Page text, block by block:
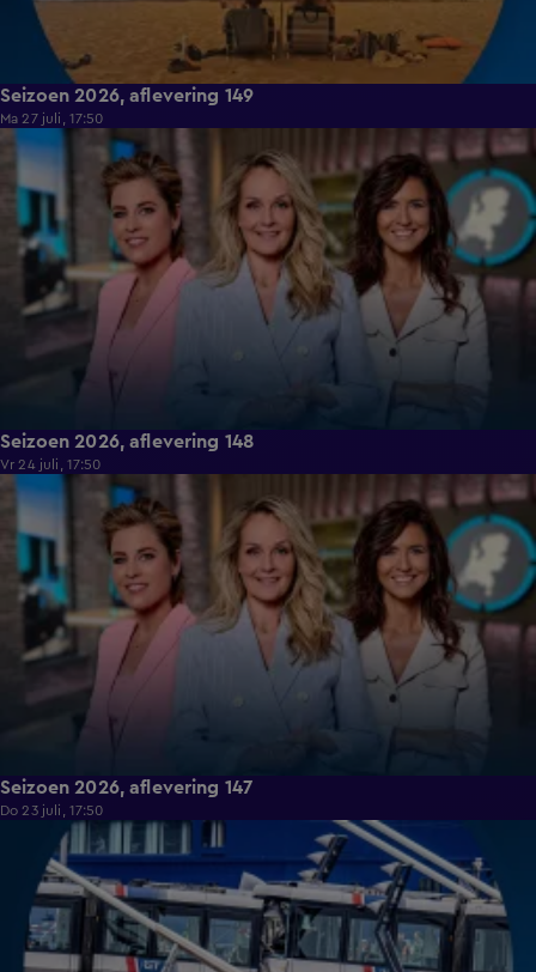
Seizoen 2026, aflevering 149
Ma 27 juli, 17:50
14:48
Seizoen 2026, aflevering 148
Vr 24 juli, 17:50
14:56
Seizoen 2026, aflevering 147
Do 23 juli, 17:50